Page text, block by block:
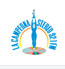
contenido
de
entradas